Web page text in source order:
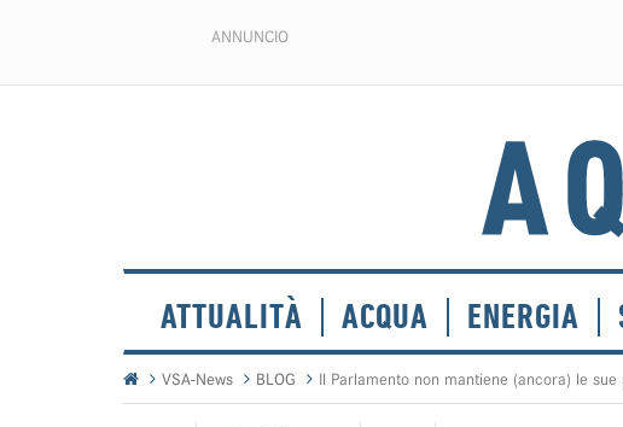
ANNUNCIO
ATTUALITÀ ACQUA ENERGIA
VSA-News BLOG Il Parlamento non mantiene (ancora) le